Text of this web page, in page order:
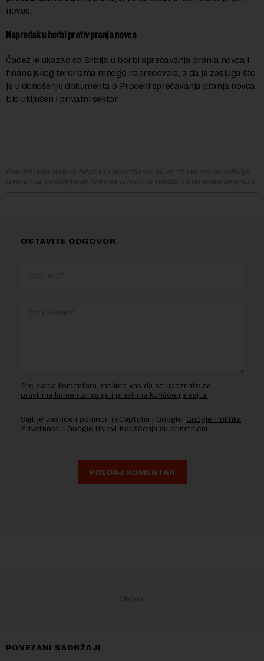
novac.
Napredak u borbi protiv pranja novca
Čadež je ukazao da Srbija u borbi sprečavanja pranja novca i
finansijskog terorizma mnogo napredovala, a da je zasluga što
je u donošenju dokumenta o Proceni sprečavanja pranja novca
bio uključen i privatni sektor.
Preuzimanje delova teksta je dozvoljeno, ali uz obavezno navođenje
izvora i uz postavljanje linka ka izvornom tekstu na novaekonomija.rs
OSTAVITE ODGOVOR
Pre slanja komentara, molimo vas da se upoznate sa
pravilima komentarisanja i pravilima korišćenja sajta.
Sajt je zaštićen pomocu reCaptcha i Google. Google Politika
Privatnosti i Google Uslovi Korišćenja su primenjeni.
POVEZANI SADRŽAJI